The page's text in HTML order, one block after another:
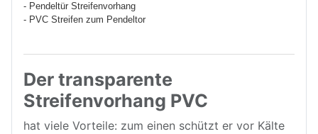
- Pendeltür Streifenvorhang
- PVC Streifen zum Pendeltor
Der transparente
Streifenvorhang PVC
hat viele Vorteile: zum einen schützt er vor Kälte